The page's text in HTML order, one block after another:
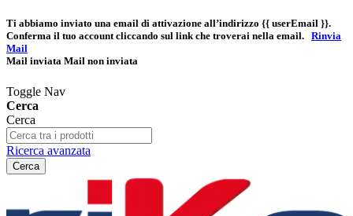
Ti abbiamo inviato una email di attivazione all’indirizzo {{ userEmail }}.
Conferma il tuo account cliccando sul link che troverai nella email. Rinvia
Mail
Mail inviata Mail non inviata
Toggle Nav
Cerca
Cerca
Ricerca avanzata
Cerca